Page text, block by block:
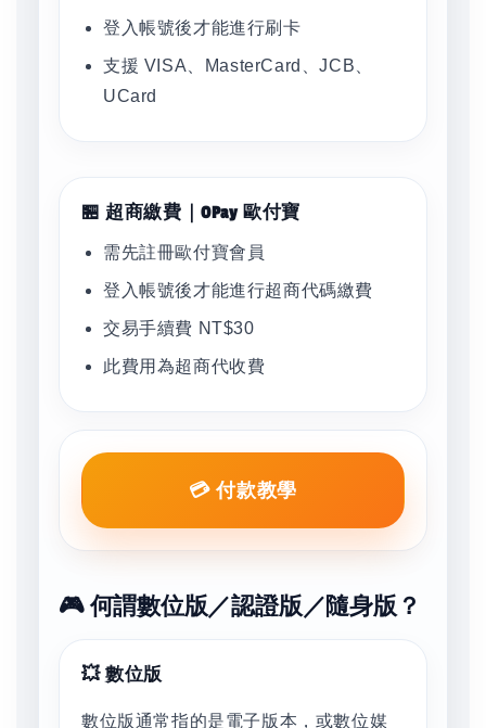
登入帳號後才能進行刷卡
支援 VISA、MasterCard、JCB、
UCard
🏪 超商繳費｜OPay 歐付寶
需先註冊歐付寶會員
登入帳號後才能進行超商代碼繳費
交易手續費 NT$30
此費用為超商代收費
💳 付款教學
🎮 何謂數位版／認證版／隨身版？
💥 數位版
數位版通常指的是電子版本，或數位媒